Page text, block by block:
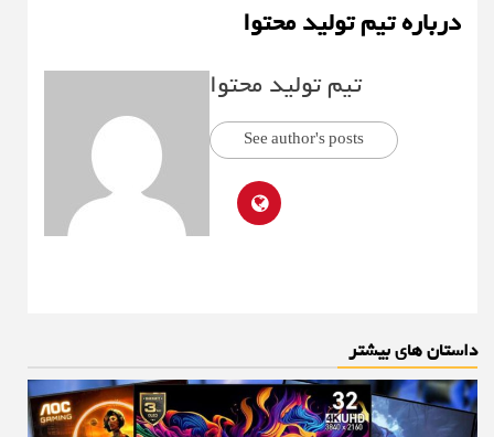
درباره تیم تولید محتوا
تیم تولید محتوا
See author's posts
داستان های بیشتر